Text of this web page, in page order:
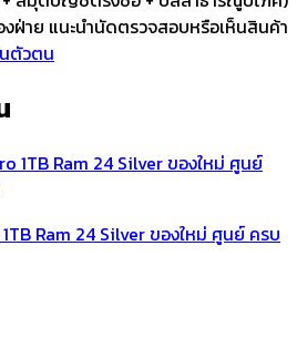
ฝ่าย แนะนำนัดตรวจสอบหรือเห็นสินค้า
ตัวตน
Ram 24 Silver ของใหม่ ศูนย์ ครบ